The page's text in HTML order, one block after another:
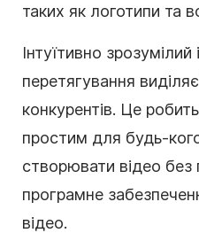
таких як логотипи та
Інтуїтивно зрозумілий
перетягування
конкурентів. Це
простим для будь-
створювати відео без
програмне
відео.